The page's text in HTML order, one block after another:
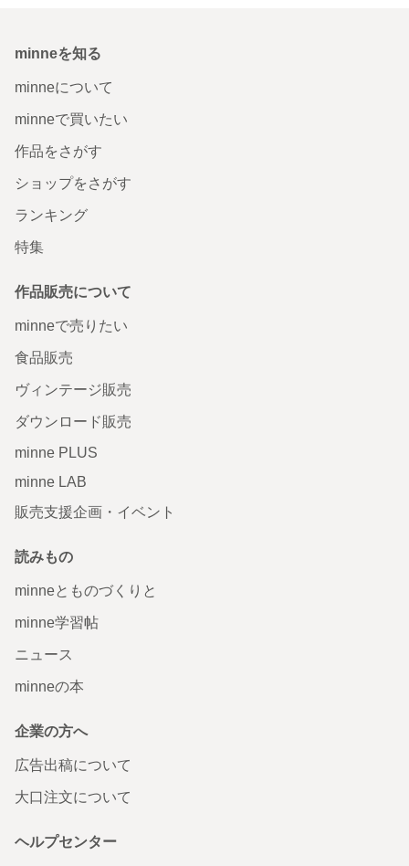
minneを知る
minneについて
minneで買いたい
作品をさがす
ショップをさがす
ランキング
特集
作品販売について
minneで売りたい
食品販売
ヴィンテージ販売
ダウンロード販売
minne PLUS
minne LAB
販売支援企画・イベント
読みもの
minneとものづくりと
minne学習帖
ニュース
minneの本
企業の方へ
広告出稿について
大口注文について
ヘルプセンター